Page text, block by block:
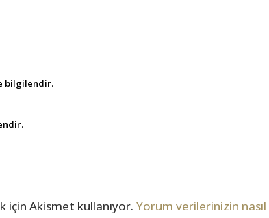
bilgilendir.
Akismet kullanıyor. Yorum verilerinizin nasıl